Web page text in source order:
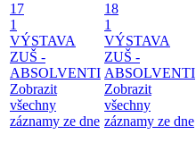
17
1
VÝSTAVA
ZUŠ -
ABSOLVENTI
Zobrazit
všechny
záznamy ze dne
18
1
VÝSTAVA
ZUŠ -
ABSOLVENTI
Zobrazit
všechny
záznamy ze dne